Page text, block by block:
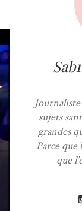
sujets
grandes
Parce
que